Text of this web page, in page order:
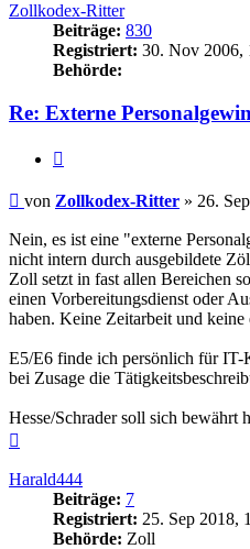
Zollkodex-Ritter
Beiträge: 830
Registriert: 30. Nov 2006,
Behörde:
Re: Externe
Beitrag
von Zollkodex-Ritter » 26.
Nein, es ist eine "externe
nicht intern durch ausgebildete
Zoll setzt in fast allen Bereichen
einen Vorbereitungsdienst oder
haben. Keine Zeitarbeit und
E5/E6 finde ich persönlich für
bei Zusage die
Hesse/Schrader soll sich bewährt
Harald444
Beiträge: 7
Registriert: 25. Sep 2018,
Behörde: Zoll